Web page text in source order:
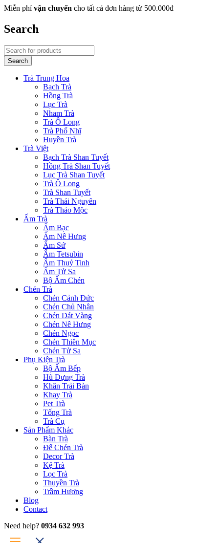
Miễn phívận chuyển cho tất cả đơn hàng từ 500.000đ
Search
Trà Trung Hoa
Bạch Trà
Hồng Trà
Lục Trà
Nham Trà
Trà Ô Long
Trà Phổ Nhĩ
Huyền Trà
Trà Việt
Bạch Trà Shan Tuyết
Hồng Trà Shan Tuyết
Lục Trà Shan Tuyết
Trà Ô Long
Trà Shan Tuyết
Trà Thái Nguyên
Trà Thảo Mộc
Ấm Trà
Ấm Bạc
Ấm Nê Hưng
Ấm Sứ
Ấm Tetsubin
Ấm Thuỷ Tinh
Ấm Tử Sa
Bộ Ấm Chén
Chén Trà
Chén Cảnh Đức
Chén Chủ Nhân
Chén Dát Vàng
Chén Nê Hưng
Chén Ngọc
Chén Thiên Mục
Chén Tử Sa
Phụ Kiện Trà
Bộ Ấm Bếp
Hũ Đựng Trà
Khăn Trải Bàn
Khay Trà
Pet Trà
Tống Trà
Trà Cụ
Sản Phẩm Khác
Bàn Trà
Đế Chén Trà
Decor Trà
Kệ Trà
Lọc Trà
Thuyền Trà
Trầm Hương
Blog
Contact
Need help? 0934 632 993